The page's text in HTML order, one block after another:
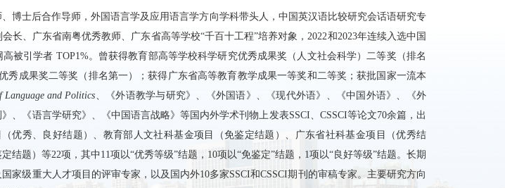
博士后合作导师，外国语言学及应用语言学方向学科带头人，中国英汉语比较研究会话语研究专
长、广东省南粤优秀教师、广东省高等学校“千百十工程”培养对象，2022和2023年连续入选中国
被引学者 TOP1%。曾获得教育部高等学校科学研究优秀成果奖（人文社会科学）二等奖（排名
秀成果奖二等奖（排名第一）；获得广东省高等教育教学成果一等奖和二等奖；获批国家一流本
Language and Politics、《外语教学与研究》、《外国语》、《现代外语》、《中国外语》、《外
、《语言学研究》、《中国语言战略》等国内外学术刊物上发表SSCI、CSSCI等论文70余篇，出
优秀、良好结题）、教育部人文社科基金项目（免鉴定结题）、广东省社科基金项目（优秀结
结题）等22项，其中11项以“优秀等级”结题，10项以“免鉴定”结题，1项以“良好等级”结题。长期
家级重大人才项目的评审专家，以及国内外10多家SSCI和CSSCI期刊的审稿专家。主要研究方向